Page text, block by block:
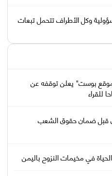
وكل الأطراف تتحمل تبعات
بوست" يعلن توقفه عن
للقراء
قبل ضمان حقوق الشعب
في مخيمات النزوح باليمن